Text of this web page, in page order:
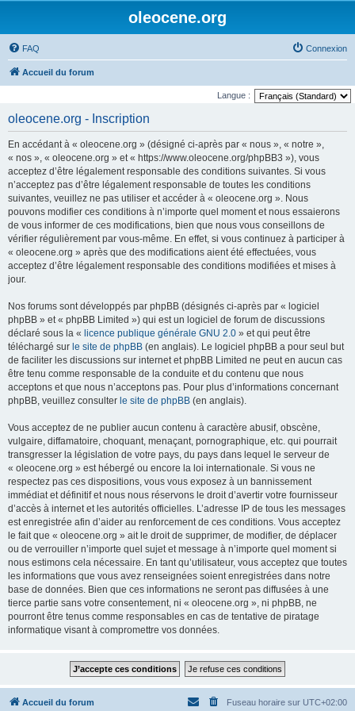
oleocene.org
FAQ Connexion
Accueil du forum
Langue :
oleocene.org - Inscription
En accédant à « oleocene.org » (désigné ci-après par « nous », « notre »,
« nos », « oleocene.org » et « https://www.oleocene.org/phpBB3 »), vous
acceptez d’être légalement responsable des conditions suivantes. Si vous
n’acceptez pas d’être légalement responsable de toutes les conditions
suivantes, veuillez ne pas utiliser et accéder à « oleocene.org ». Nous
pouvons modifier ces conditions à n’importe quel moment et nous essaierons
de vous informer de ces modifications, bien que nous vous conseillons de
vérifier régulièrement par vous-même. En effet, si vous continuez à participer à
« oleocene.org » après que des modifications aient été effectuées, vous
acceptez d’être légalement responsable des conditions modifiées et mises à
jour.
Nos forums sont développés par phpBB (désignés ci-après par « logiciel
phpBB » et « phpBB Limited ») qui est un logiciel de forum de discussions
déclaré sous la « licence publique générale GNU 2.0 » et qui peut être
téléchargé sur le site de phpBB (en anglais). Le logiciel phpBB a pour seul but
de faciliter les discussions sur internet et phpBB Limited ne peut en aucun cas
être tenu comme responsable de la conduite et du contenu que nous
acceptons et que nous n’acceptons pas. Pour plus d’informations concernant
phpBB, veuillez consulter le site de phpBB (en anglais).
Vous acceptez de ne publier aucun contenu à caractère abusif, obscène,
vulgaire, diffamatoire, choquant, menaçant, pornographique, etc. qui pourrait
transgresser la législation de votre pays, du pays dans lequel le serveur de
« oleocene.org » est hébergé ou encore la loi internationale. Si vous ne
respectez pas ces dispositions, vous vous exposez à un bannissement
immédiat et définitif et nous nous réservons le droit d’avertir votre fournisseur
d’accès à internet et les autorités officielles. L’adresse IP de tous les messages
est enregistrée afin d’aider au renforcement de ces conditions. Vous acceptez
le fait que « oleocene.org » ait le droit de supprimer, de modifier, de déplacer
ou de verrouiller n’importe quel sujet et message à n’importe quel moment si
nous estimons cela nécessaire. En tant qu’utilisateur, vous acceptez que toutes
les informations que vous avez renseignées soient enregistrées dans notre
base de données. Bien que ces informations ne seront pas diffusées à une
tierce partie sans votre consentement, ni « oleocene.org », ni phpBB, ne
pourront être tenus comme responsables en cas de tentative de piratage
informatique visant à compromettre vos données.
Accueil du forum Fuseau horaire sur UTC+02:00